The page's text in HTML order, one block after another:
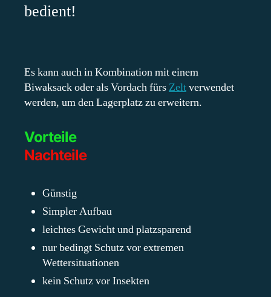
bedient!
Es kann auch in Kombination mit einem
Biwaksack oder als Vordach fürs Zeltverwendet
werden, um den Lagerplatz zu erweitern.
Vorteile
Nachteile
Günstig
Simpler Aufbau
leichtes Gewicht und platzsparend
nur bedingt Schutz vor extremen
Wettersituationen
kein Schutz vor Insekten